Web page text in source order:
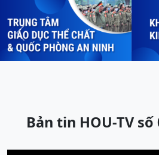
Previous
Bản tin HOU-TV số